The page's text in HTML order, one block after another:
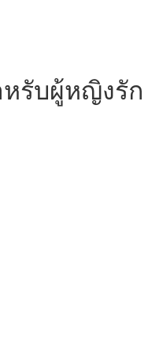
รับผู้หญิงรัก